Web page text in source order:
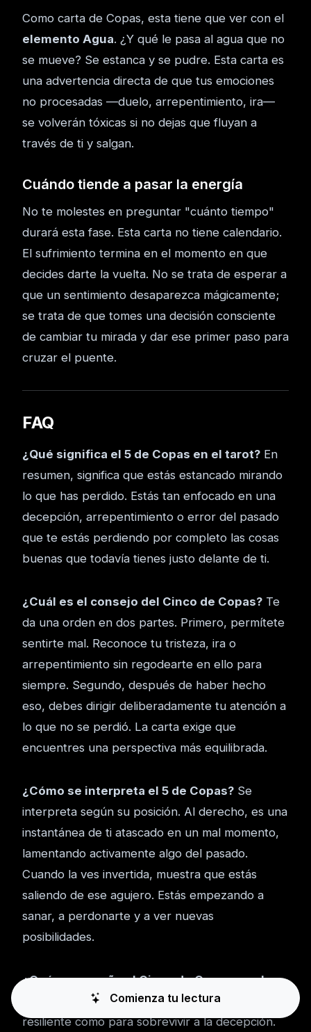
Como carta de Copas, esta tiene que ver con el
elemento Agua. ¿Y qué le pasa al agua que no
se mueve? Se estanca y se pudre. Esta carta es
una advertencia directa de que tus emociones
no procesadas —duelo, arrepentimiento, ira—
se volverán tóxicas si no dejas que fluyan a
través de ti y salgan.
Cuándo tiende a pasar la energía
No te molestes en preguntar "cuánto tiempo"
durará esta fase. Esta carta no tiene calendario.
El sufrimiento termina en el momento en que
decides darte la vuelta. No se trata de esperar a
que un sentimiento desaparezca mágicamente;
se trata de que tomes una decisión consciente
de cambiar tu mirada y dar ese primer paso para
cruzar el puente.
FAQ
¿Qué significa el 5 de Copas en el tarot? En
resumen, significa que estás estancado mirando
lo que has perdido. Estás tan enfocado en una
decepción, arrepentimiento o error del pasado
que te estás perdiendo por completo las cosas
buenas que todavía tienes justo delante de ti.
¿Cuál es el consejo del Cinco de Copas? Te
da una orden en dos partes. Primero, permítete
sentirte mal. Reconoce tu tristeza, ira o
arrepentimiento sin regodearte en ello para
siempre. Segundo, después de haber hecho
eso, debes dirigir deliberadamente tu atención a
lo que no se perdió. La carta exige que
encuentres una perspectiva más equilibrada.
¿Cómo se interpreta el 5 de Copas? Se
interpreta según su posición. Al derecho, es una
instantánea de ti atascado en un mal momento,
lamentando activamente algo del pasado.
Cuando la ves invertida, muestra que estás
saliendo de ese agujero. Estás empezando a
sanar, a perdonarte y a ver nuevas
posibilidades.
¿Qué me enseña el Cinco de Copas en el
Te enseña que eres lo suficientemente
resiliente como para sobrevivir a la decepción.
Comienza tu lectura